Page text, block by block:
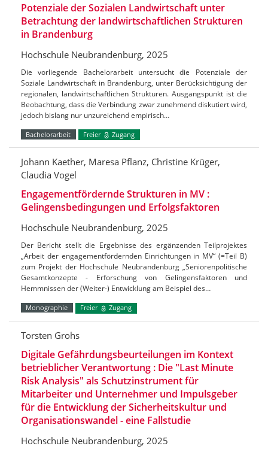
Potenziale der Sozialen Landwirtschaft unter
Betrachtung der landwirtschaftlichen Strukturen
in Brandenburg
Hochschule Neubrandenburg, 2025
Die vorliegende Bachelorarbeit untersucht die Potenziale der
Soziale Landwirtschaft in Brandenburg, unter Berücksichtigung der
regionalen, landwirtschaftlichen Strukturen. Ausgangspunkt ist die
Beobachtung, dass die Verbindung zwar zunehmend diskutiert wird,
jedoch bislang nur unzureichend empirisch…
Bachelorarbeit Freier Zugang
Johann Kaether, Maresa Pflanz, Christine Krüger,
Claudia Vogel
Engagementfördernde Strukturen in MV :
Gelingensbedingungen und Erfolgsfaktoren
Hochschule Neubrandenburg, 2025
Der Bericht stellt die Ergebnisse des ergänzenden Teilprojektes
„Arbeit der engagementfördernden Einrichtungen in MV“ (=Teil B)
zum Projekt der Hochschule Neubrandenburg „Seniorenpolitische
Gesamtkonzepte - Erforschung von Gelingensfaktoren und
Hemmnissen der (Weiter-) Entwicklung am Beispiel des…
Monographie Freier Zugang
Torsten Grohs
Digitale Gefährdungsbeurteilungen im Kontext
betrieblicher Verantwortung : Die "Last Minute
Risk Analysis" als Schutzinstrument für
Mitarbeiter und Unternehmer und Impulsgeber
für die Entwicklung der Sicherheitskultur und
Organisationswandel - eine Fallstudie
Hochschule Neubrandenburg, 2025